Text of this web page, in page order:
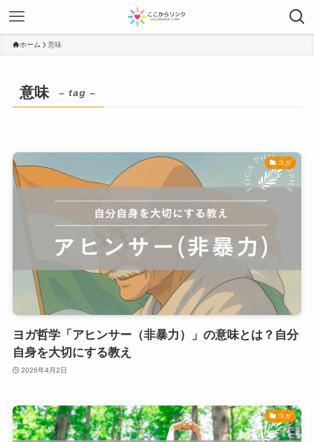
ホーム 意味
意味 – tag –
ヨガ
ヨガ哲学「アヒンサー（非暴力）」の意味とは？自分
自身を大切にする教え
2026年4月2日
ヨガ